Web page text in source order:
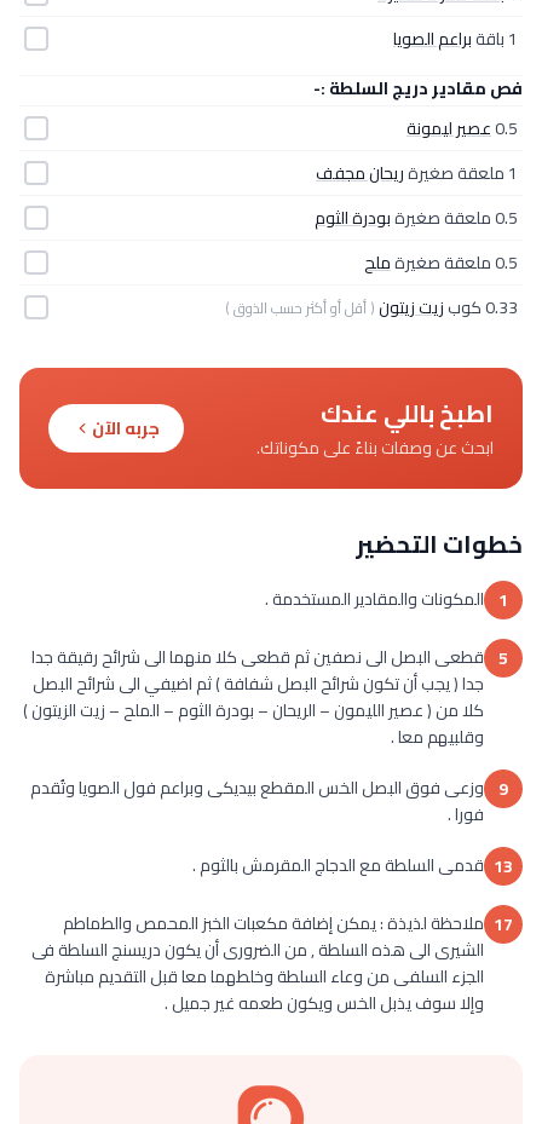
1 باقة
براعم الصويا
فص مقادير دريج السلطة :-
0.5عصير ليمونة
1 ملعقة صغيرة
ريحان مجفف
0.5 ملعقة صغيرة
بودرة الثوم
0.5 ملعقة صغيرة
ملح
0.33 كوب
زيت زيتون( أقل أو أكثر حسب الذوق )
اطبخ باللي عندك
ابحث عن وصفات بناءً على مكوناتك.
جربه الآن
خطوات التحضير
1 المكونات والمقادير المستخدمة .
5 قطعى البصل الى نصفين ثم قطعى كلا منهما الى شرائح رقيقة جدا
جدا ( يجب أن تكون شرائح البصل شفافة ) ثم اضيفي الى شرائح البصل
كلا من ( عصير الليمون – الريحان – بودرة الثوم – الملح – زيت الزيتون )
وقلبيهم معا .
9 وزعى فوق البصل الخس المقطع بيديكى وبراعم فول الصويا وتُقدم
فورا .
13 قدمى السلطة مع الدجاج المقرمش بالثوم .
17 ملاحظة لذيذة : يمكن إضافة مكعبات الخبز المحمص والطماطم
الشيرى الى هذه السلطة , من الضرورى أن يكون دريسنج السلطة فى
الجزء السلفى من وعاء السلطة وخلطهما معا قبل التقديم مباشرة
وإلا سوف يذبل الخس ويكون طعمه غير جميل .